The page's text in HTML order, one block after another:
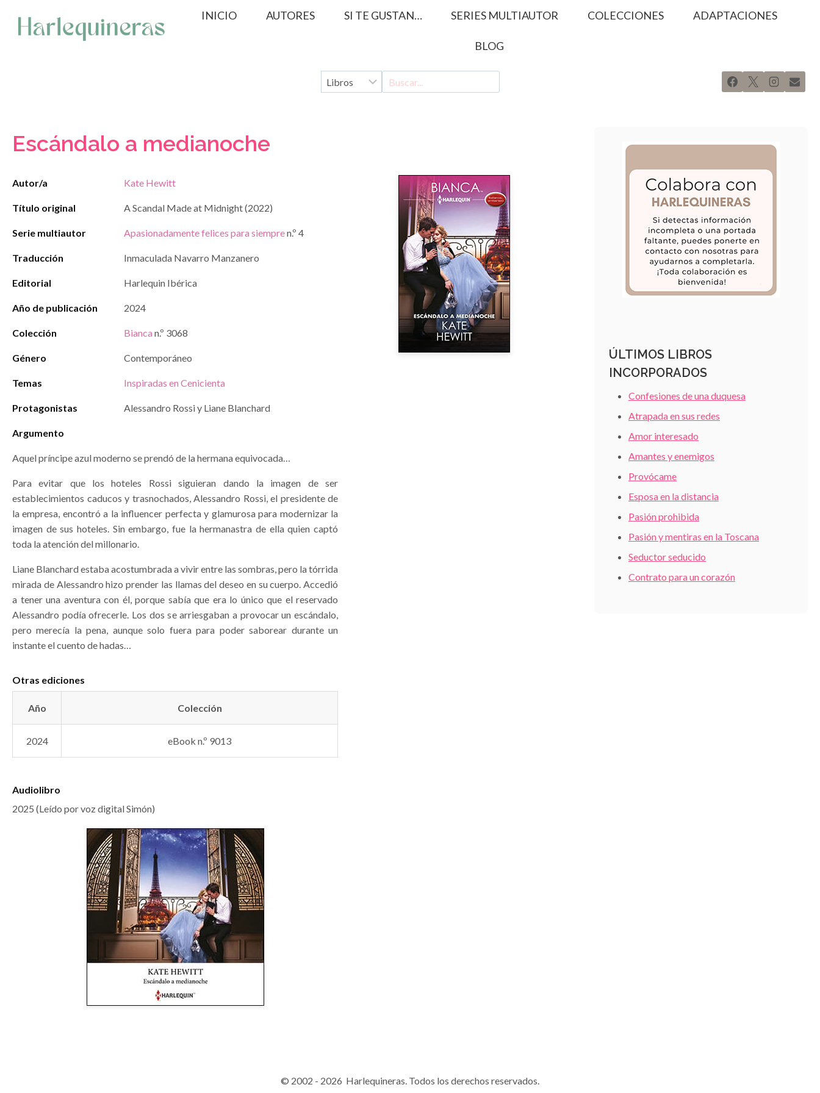
contenido
INICIO AUTORES SI TE GUSTAN… SERIES MULTIAUTOR COLECCIONES ADAPTACIONES
BLOG
Escándalo a medianoche
Autor/a Kate Hewitt
Título original A Scandal Made at Midnight (2022)
Serie multiautor Apasionadamente felices para siempren.º 4
Traducción Inmaculada Navarro Manzanero
Editorial Harlequin Ibérica
Año de publicación 2024
Colección Bianca n.º 3068
Género Contemporáneo
Temas Inspiradas en Cenicienta
Protagonistas Alessandro Rossi y Liane Blanchard
Argumento
Aquel príncipe azul moderno se prendó de la hermana equivocada…
Para evitar que los hoteles Rossi siguieran dando la imagen de ser
establecimientos caducos y trasnochados, Alessandro Rossi, el presidente de
la empresa, encontró a la influencer perfecta y glamurosa para modernizar la
imagen de sus hoteles. Sin embargo, fue la hermanastra de ella quien captó
toda la atención del millonario.
Liane Blanchard estaba acostumbrada a vivir entre las sombras, pero la tórrida
mirada de Alessandro hizo prender las llamas del deseo en su cuerpo. Accedió
a tener una aventura con él, porque sabía que era lo único que el reservado
Alessandro podía ofrecerle. Los dos se arriesgaban a provocar un escándalo,
pero merecía la pena, aunque solo fuera para poder saborear durante un
instante el cuento de hadas…
Otras ediciones
Año Colección
2024 eBook n.º 9013
Audiolibro
2025 (Leído por voz digital Simón)
ÚLTIMOS LIBROS
INCORPORADOS
Confesiones de una duquesa
Atrapada en sus redes
Amor interesado
Amantes y enemigos
Provócame
Esposa en la distancia
Pasión prohibida
Pasión y mentiras en la Toscana
Seductor seducido
Contrato para un corazón
© 2002 - 2026 Harlequineras. Todos los derechos reservados.